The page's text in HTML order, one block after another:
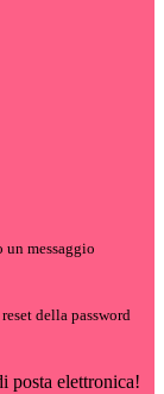
un messaggio
della password
posta elettronica!